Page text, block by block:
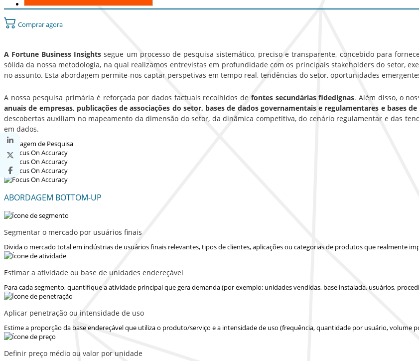
Comprar agora
A Fortune Business Insights segue um processo de pesquisa sistemático, preciso e transparente, concebido para
sólida da nossa metodologia, na qual realizamos entrevistas em profundidade com os principais stakeholders do setor,
no assunto. Esta abordagem permite-nos captar perspetivas em tempo real, tendências do setor, oportunidades
A nossa pesquisa primária é reforçada por dados factuais recolhidos de fontes secundárias fidedignas. Além disso, o
anuais de empresas, publicações de associações do setor, bases de dados governamentais e regulamentares e bases
descobertas auxiliam no mapeamento da dimensão do setor, da dinâmica competitiva, do cenário regulamentar e das
em dados.
ABORDAGEM BOTTOM-UP
Segmentar o mercado por usuários finais
Divida o mercado total em indústrias de usuários finais relevantes, tipos de clientes, aplicações ou categorias de produtos que realmente
Estimar a atividade ou base de unidades endereçável
Para cada segmento, quantifique a atividade principal que gera demanda (por exemplo: unidades vendidas, base instalada, usuários,
Aplicar penetração ou intensidade de uso
Estime a proporção da base endereçável que utiliza o produto/serviço e a intensidade de uso (frequência, quantidade por usuário, volume
Definir preço médio ou valor por unidade